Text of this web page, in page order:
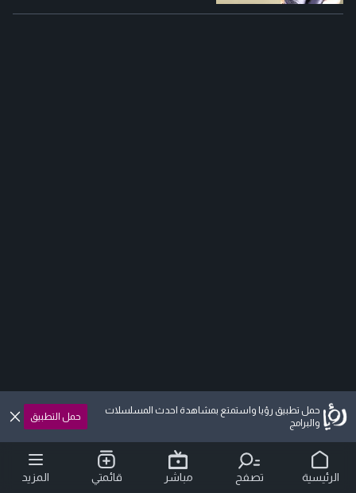
حمل تطبيق رؤيا واستمتع بمشاهدة احدث المسلسلات
والبرامج
حمل التطبيق
الرئيسية تصفح مباشر قائمتي المزيد